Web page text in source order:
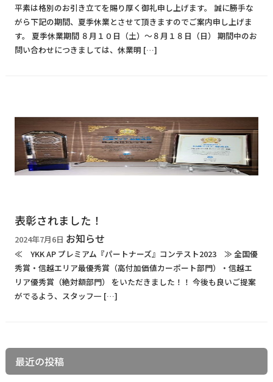
平素は格別のお引き立てを賜り厚く御礼申し上げます。 誠に勝手な
がら下記の期間、夏季休業とさせて頂きますのでご案内申し上げま
す。 夏季休業期間 ８月１０日（土）～８月１８日（日） 期間中のお
問い合わせにつきましては、休業明 […]
表彰されました！
2024年7月6日 お知らせ
≪ YKK AP プレミアム『パートナーズ』コンテスト2023 ≫ 全国優
秀賞・信越エリア最優秀賞（高付加価値カーポート部門）・信越エ
リア優秀賞（絶対額部門） をいただきました！！ 今後も良いご提案
がでるよう、スタッフ一 […]
最近の投稿